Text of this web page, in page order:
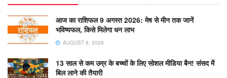
आज का राशिफल 9 अगस्त 2026: मेष से मीन तक जानें
भविष्यफल, किसे मिलेगा धन लाभ
AUGUST 8, 2026
13 साल से कम उम्र के बच्चों के लिए सोशल मीडिया बैन! संसद में
बिल लाने की तैयारी